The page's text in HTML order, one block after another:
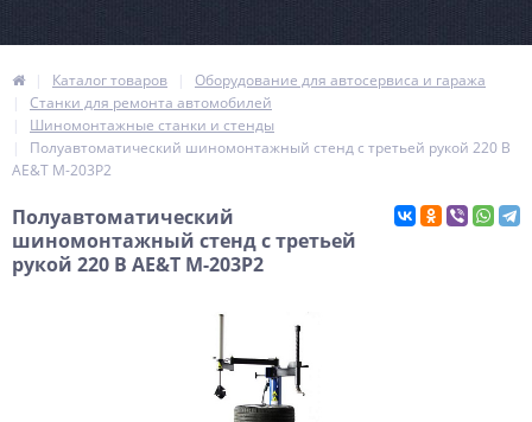
Каталог товаров
Оборудование для автосервиса и гаража
Станки для ремонта автомобилей
Шиномонтажные станки и стенды
Полуавтоматический шиномонтажный стенд c третьей рукой 220 B
AE&T M-203P2
Полуавтоматический
шиномонтажный стенд c третьей
рукой 220 B AE&T M-203P2